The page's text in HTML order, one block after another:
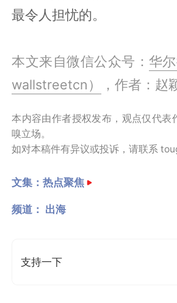
最令人担忧的。
本文来自微信公众号： 华
wallstreetcn）
，作者：赵
本内容由作者授权发布，观点仅代表
嗅立场。
如对本稿件有异议或投诉，请联系
文集：热点聚焦
频道： 出海
支持一下